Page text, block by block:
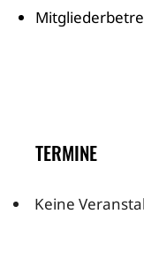
TERMINE
Keine